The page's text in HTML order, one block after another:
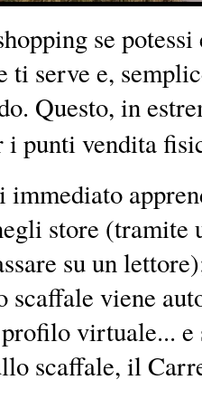
se
ti serve e,
Questo, in
i punti vendita
immediato
store (tramite
su un
scaffale viene
virtuale... e
scaffale, il